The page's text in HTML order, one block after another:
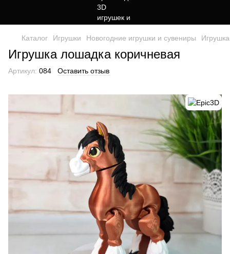
Каталог Игрушки Новогодние игрушки и сувениры
Игрушка лошадка коричневая
Артикул: 084 Оставить отзыв